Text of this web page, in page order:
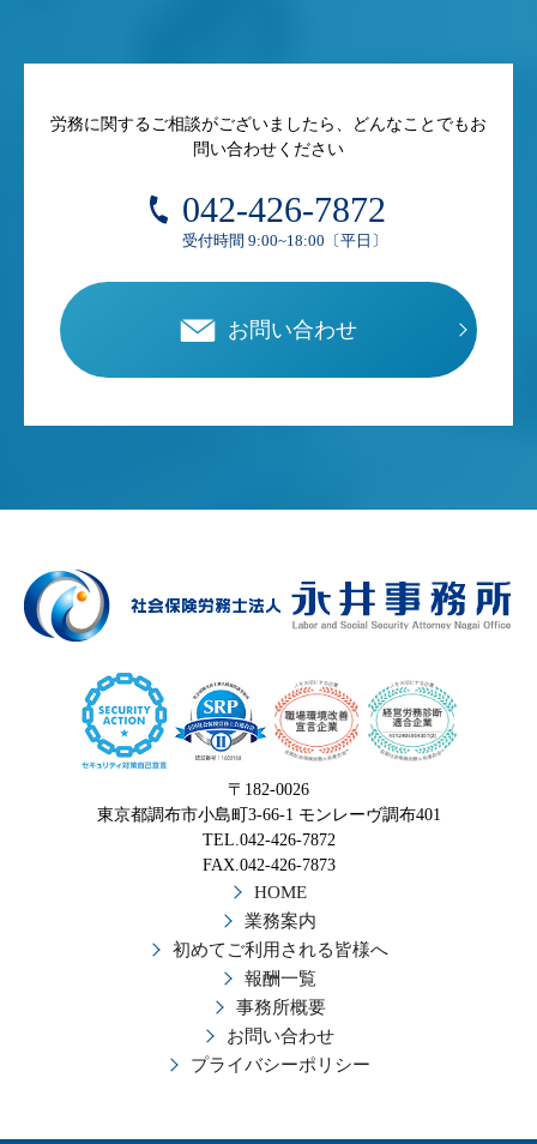
労務に関するご相談がございましたら、どんなことでもお
問い合わせください
042-426-7872
受付時間 9:00~18:00〔平日〕
お問い合わせ
〒182-0026
東京都調布市小島町3-66-1 モンレーヴ調布401
TEL.042-426-7872
FAX.042-426-7873
HOME
業務案内
初めてご利用される皆様へ
報酬一覧
事務所概要
お問い合わせ
プライバシーポリシー